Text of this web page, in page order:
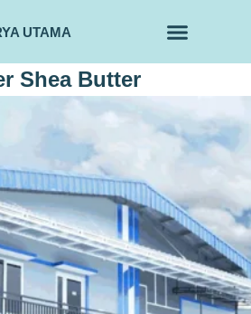
UTAMA
Shea Butter